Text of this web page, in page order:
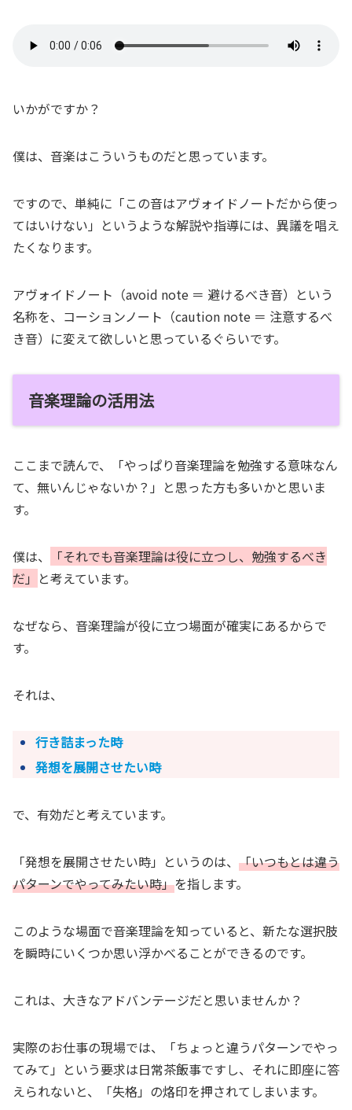
いかがですか？
僕は、音楽はこういうものだと思っています。
ですので、単純に「この音はアヴォイドノートだから使っ
てはいけない」というような解説や指導には、異議を唱え
たくなります。
アヴォイドノート（avoid note ＝ 避けるべき音）という
名称を、コーションノート（caution note ＝ 注意するべ
き音）に変えて欲しいと思っているぐらいです。
音楽理論の活用法
ここまで読んで、「やっぱり音楽理論を勉強する意味なん
て、無いんじゃないか？」と思った方も多いかと思いま
す。
僕は、
「それでも音楽理論は役に立つし、勉強するべき
だ」 と考えています。
なぜなら、音楽理論が役に立つ場面が確実にあるからで
す。
それは、
行き詰まった時
発想を展開させたい時
で、有効だと考えています。
「発想を展開させたい時」というのは、 「いつもとは違う
パターンでやってみたい時」を指します。
このような場面で音楽理論を知っていると、新たな選択肢
を瞬時にいくつか思い浮かべることができるのです。
これは、大きなアドバンテージだと思いませんか？
実際のお仕事の現場では、「ちょっと違うパターンでやっ
てみて」という要求は日常茶飯事ですし、それに即座に答
えられないと、「失格」の烙印を押されてしまいます。